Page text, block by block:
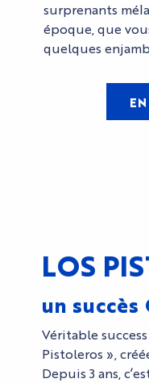
surprenants
époque, que
quelques
LOS
un succès
Véritable
Pistoleros »,
Depuis 3 ans,